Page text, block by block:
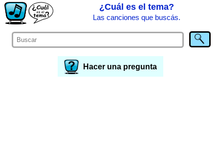
¿Cuál es el tema?
Las canciones que buscás.
Hacer una pregunta